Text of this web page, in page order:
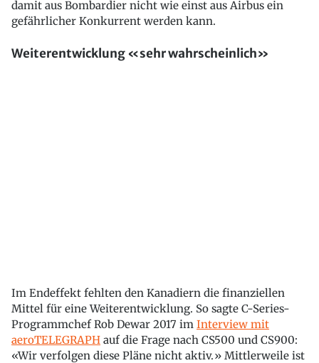
damit aus Bombardier nicht wie einst aus Airbus ein
gefährlicher Konkurrent werden kann.
Weiterentwicklung «sehr wahrscheinlich»
Im Endeffekt fehlten den Kanadiern die finanziellen
Mittel für eine Weiterentwicklung. So sagte C-Series-
Programmchef Rob Dewar 2017 im Interview mit
aeroTELEGRAPH auf die Frage nach CS500 und CS900:
«Wir verfolgen diese Pläne nicht aktiv.» Mittlerweile ist